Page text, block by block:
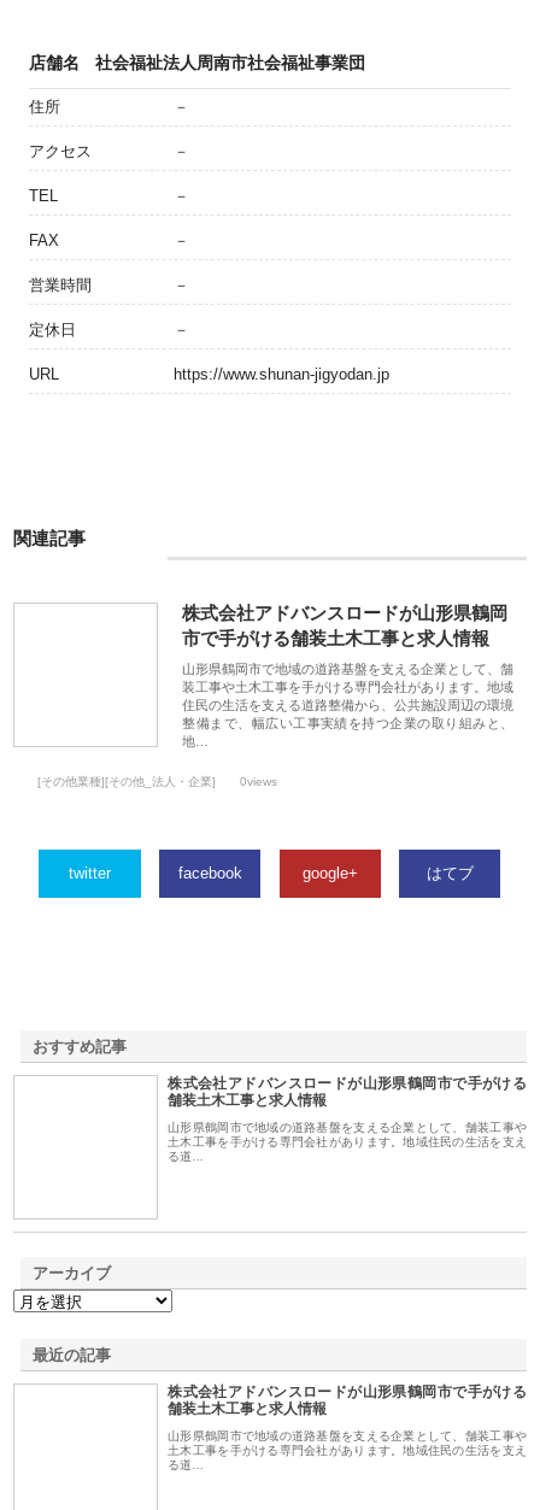
店舗名 社会福祉法人周南市社会福祉事業団
住所 －
アクセス －
TEL －
FAX －
営業時間 －
定休日 －
URL https://www.shunan-jigyodan.jp
関連記事
株式会社アドバンスロードが山形県鶴岡
市で手がける舗装土木工事と求人情報
山形県鶴岡市で地域の道路基盤を支える企業として、舗
装工事や土木工事を手がける専門会社があります。地域
住民の生活を支える道路整備から、公共施設周辺の環境
整備まで、幅広い工事実績を持つ企業の取り組みと、
地…
[その他業種][その他_法人・企業] 0views
twitter facebook google+ はてブ
おすすめ記事
株式会社アドバンスロードが山形県鶴岡市で手がける
舗装土木工事と求人情報
山形県鶴岡市で地域の道路基盤を支える企業として、舗装工事や
土木工事を手がける専門会社があります。地域住民の生活を支え
る道…
アーカイブ
最近の記事
株式会社アドバンスロードが山形県鶴岡市で手がける
舗装土木工事と求人情報
山形県鶴岡市で地域の道路基盤を支える企業として、舗装工事や
土木工事を手がける専門会社があります。地域住民の生活を支え
る道…